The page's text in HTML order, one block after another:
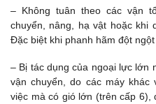
– Không tuân theo các vận
chuyển, nâng, hạ vật hoặc khi
Đặc biệt khi phanh hãm đột
– Bị tác dụng của ngoại lực lớn
vận chuyển, do các máy khác
việc mà có gió lớn (trên cấp 6),